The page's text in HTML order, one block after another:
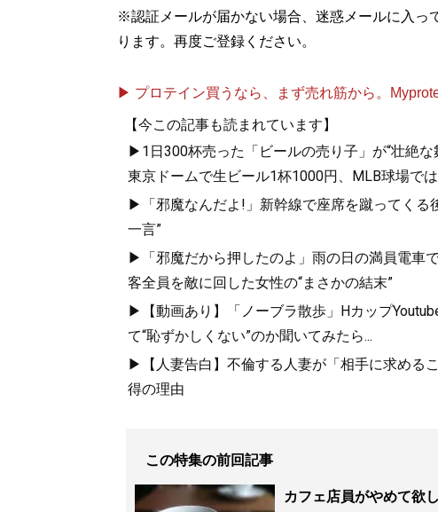
※認証メールが届かない場合、迷惑メールに入っ
ります。再度ご登録ください。
▶ プロテイン買うなら、まず売れ筋から。
【今この記事も読まれています】
▶1日300杯売った「ビールの売り子」が“壮絶
東京ドームで生ビール1杯1000円、MLB球場で
▶「邪魔なんだよ!」新幹線で座席を蹴ってくる
一言”
▶「邪魔だから押したのよ」雨の日の満員電車
客全員を敵に回した女性の“まさかの結末”
▶【動画あり】「ノーブラ散歩」Hカップ
て“恥ずかしくない”のか聞いてみたら...
▶【人妻告白】不倫する人妻が「相手に求める
得の理由
この特集の前回記事
カフェ店員がやめて欲